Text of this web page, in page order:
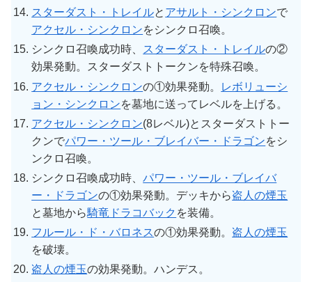
スターダスト・トレイルと アサルト・シンクロンで
アクセル・シンクロンをシンクロ召喚。
シンクロ召喚成功時、
スターダスト・トレイルの②
効果発動。スターダストトークンを特殊召喚。
アクセル・シンクロンの①効果発動。
レボリューシ
ョン・シンクロンを墓地に送ってレベルを上げる。
アクセル・シンクロン(8レベル)とスターダストトー
クンでパワー・ツール・ブレイバー・ドラゴンをシ
ンクロ召喚。
シンクロ召喚成功時、パワー・ツール・ブレイバ
ー・ドラゴンの①効果発動。デッキから盗人の煙玉
と墓地から騎竜ドラコバック を装備。
フルール・ド・バロネスの①効果発動。 盗人の煙玉
を破壊。
盗人の煙玉の効果発動。ハンデス。